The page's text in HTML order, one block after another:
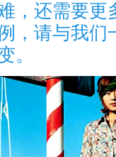
，还需要更
，请与我们
。